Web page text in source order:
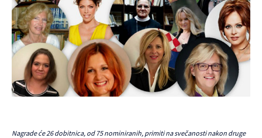
Nagrade će 26 dobitnica, od 75 nominiranih, primiti na svečanosti nakon druge